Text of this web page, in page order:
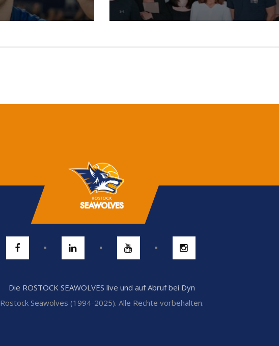
Die ROSTOCK SEAWOLVES live und auf Abruf bei Dyn
Rostock Seawolves (1994-2025). Alle Rechte vorbehalten.